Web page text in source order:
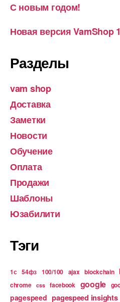
С новым годом!
Новая версия VamShop
Разделы
vam shop
Доставка
Заметки
Новости
Обучение
Оплата
Продажи
Шаблоны
Юзабилити
Тэги
1с 54фз 100/100 ajax blockchain
chrome css facebook google
pagespeed pagespeed insights